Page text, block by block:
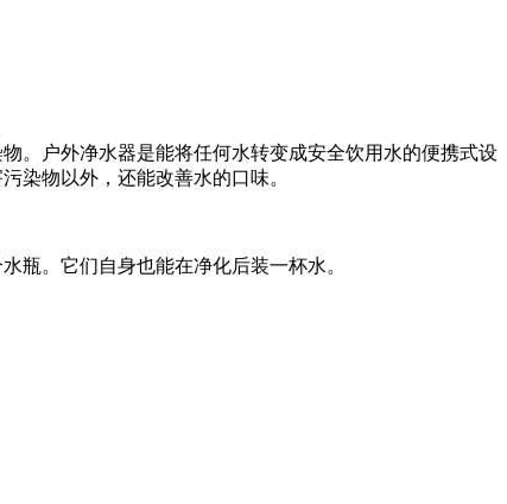
。户外净水器是能将任何水转变成安全饮用水的便携式设
染物以外，还能改善水的口味。
瓶。它们自身也能在净化后装一杯水。